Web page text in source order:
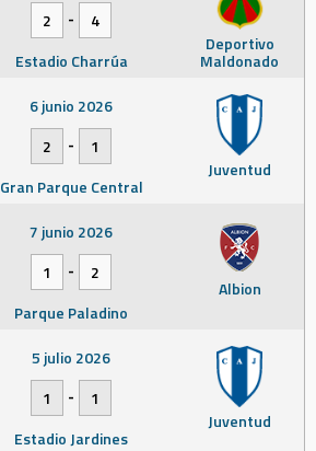
Deportivo
Maldonado
2
-
4
Estadio Charrúa
Juventud
6 junio 2026
2
-
1
Gran Parque Central
Albion
7 junio 2026
1
-
2
Parque Paladino
Juventud
5 julio 2026
1
-
1
Estadio Jardines